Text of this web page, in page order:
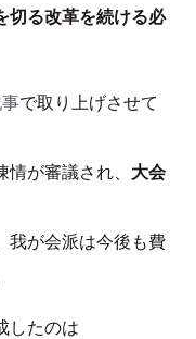
切る改革を続ける必
で取り上げさせて
が審議され、 大会
我が会派は今後も費
したのは